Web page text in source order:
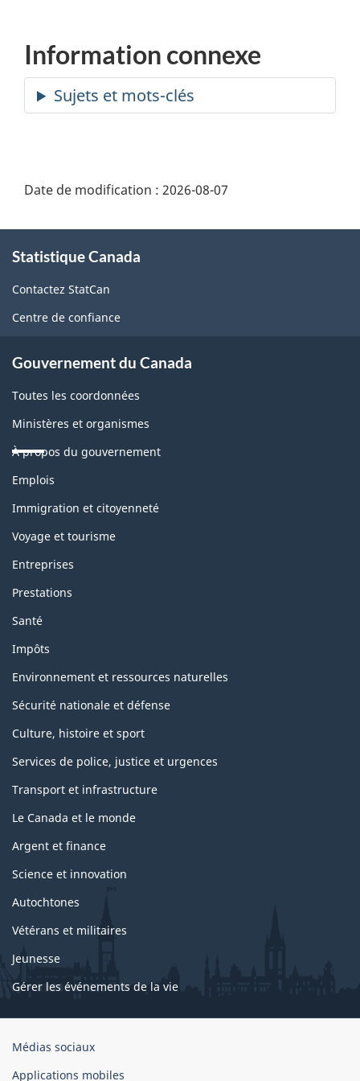
Information connexe
Date de modification : 2026-08-07
propos
de
ce
Statistique Canada
Contactez StatCan
Centre de confiance
Gouvernement du Canada
Toutes les coordonnées
Ministères et organismes
À propos du gouvernement
Thèmes
sujets
Emplois
Immigration et citoyenneté
Voyage et tourisme
Entreprises
Prestations
Santé
Impôts
Environnement et ressources naturelles
Sécurité nationale et défense
Culture, histoire et sport
Services de police, justice et urgences
Transport et infrastructure
Le Canada et le monde
Argent et finance
Science et innovation
Autochtones
Vétérans et militaires
Jeunesse
Gérer les événements de la vie
Organisation
Médias sociaux
Applications mobiles